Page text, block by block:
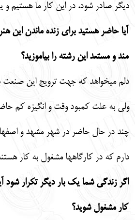
ديگر صادر شود، در اين كار ما هستيم
آيا حاضر هستيد براي زنده ماندن اين
‏مند و مستعد اين رشته را بياموزيد؟
دلم مي‏خواهد كه جهت ترويج اين صنعت
ولي به علت كمبود وقت و انگيزه كم
دارم كه در كارگاه‏ها مشغول به كار
اگر زندگي شما يك بار ديگر تكرار شود
كار مشغول شويد؟